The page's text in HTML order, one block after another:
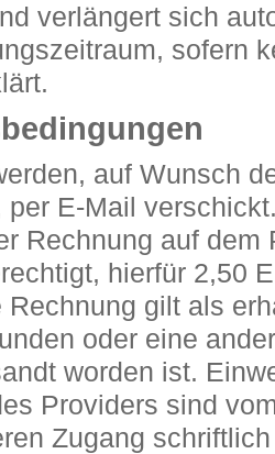
verlängert sich
sofern
auf Wunsch
per E-Mail
Rechnung auf dem
hierfür 2,50
Rechnung gilt als
oder eine
worden ist.
Providers sind
Zugang